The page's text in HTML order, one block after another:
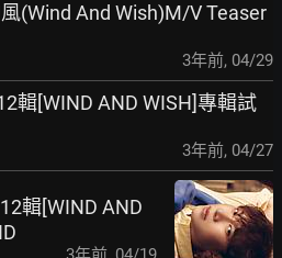
(Wind And Wish)M/V Teaser
3年前, 04/29
輯[WIND AND WISH]專輯試
3年前, 04/27
輯[WIND AND